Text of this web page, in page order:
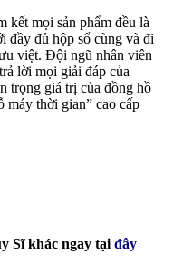
mọi sản phẩm đều là
đầy đủ hộp sổ cùng và đi
việt. Đội ngũ nhân viên
lời mọi giải đáp của
trọng giá trị của đồng hồ
máy thời gian” cao cấp
Sĩkhác ngay tại đây